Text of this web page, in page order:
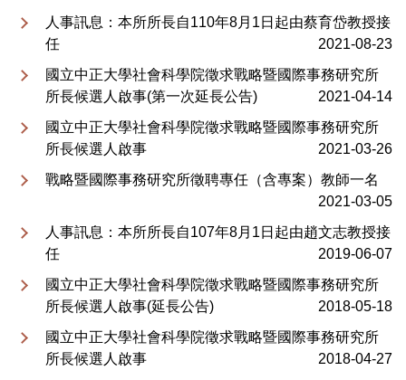
人事訊息：本所所長自110年8月1日起由蔡育岱教授接
任
2021-08-23
國立中正大學社會科學院徵求戰略暨國際事務研究所
所長候選人啟事(第一次延長公告)
2021-04-14
國立中正大學社會科學院徵求戰略暨國際事務研究所
所長候選人啟事
2021-03-26
戰略暨國際事務研究所徵聘專任（含專案）教師一名
2021-03-05
人事訊息：本所所長自107年8月1日起由趙文志教授接
任
2019-06-07
國立中正大學社會科學院徵求戰略暨國際事務研究所
所長候選人啟事(延長公告)
2018-05-18
國立中正大學社會科學院徵求戰略暨國際事務研究所
所長候選人啟事
2018-04-27